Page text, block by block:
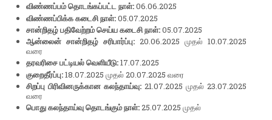
விண்ணப்பம் தொடங்கப்பட்ட நாள்:06.06.2025
விண்ணப்பிக்க கடைசி நாள்:05.07.2025
சான்றிதழ் பதிவேற்றம் செய்ய கடைசி நாள்:05.07.2025
ஆன்லைன் சான்றிதழ் சரிபார்ப்பு:20.06.2025 முதல் 10.07.2025
வரை
தரவரிசை பட்டியல் வெளியீடு:17.07.2025
குறைதீர்ப்பு:18.07.2025 முதல் 20.07.2025 வரை
சிறப்பு பிரிவினருக்கான கலந்தாய்வு:21.07.2025 முதல் 23.07.2025
வரை
பொது கலந்தாய்வு தொடங்கும் நாள்:25.07.2025 முதல்